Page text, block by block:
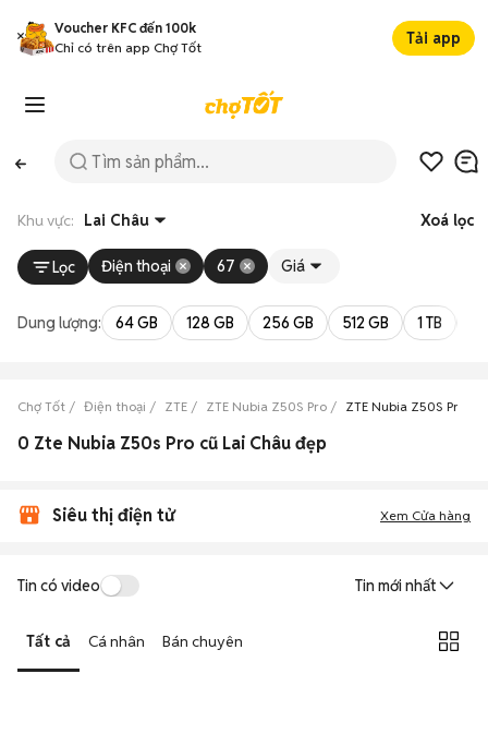
Voucher KFC đến 100k
Chỉ có trên app Chợ Tốt
Tải app
Khu vực: Lai Châu Xoá lọc
Lọc Điện thoại 67 Giá
Dung lượng: 64 GB 128 GB 256 GB 512 GB 1 TB
Chợ Tốt Điện thoại ZTE ZTE Nubia Z50S Pro ZTE Nubia Z50S Pro
0 Zte Nubia Z50s Pro cũ Lai Châu đẹp
Siêu thị điện tử Xem Cửa hàng
Tin có video Tin mới nhất
Tất cả Cá nhân Bán chuyên